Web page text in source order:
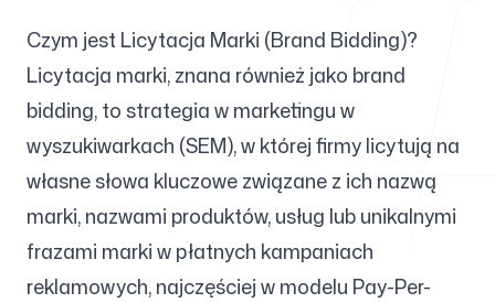
Blog
Cennik
Centrum pomocy
Czym jest Licytacja Marki (Brand Bidding)?
Licytacja marki, znana również jako brand
bidding, to strategia w marketingu w
wyszukiwarkach (SEM), w której firmy licytują na
własne słowa kluczowe związane z ich nazwą
marki, nazwami produktów, usług lub unikalnymi
frazami marki w płatnych kampaniach
reklamowych, najczęściej w modelu Pay-Per-